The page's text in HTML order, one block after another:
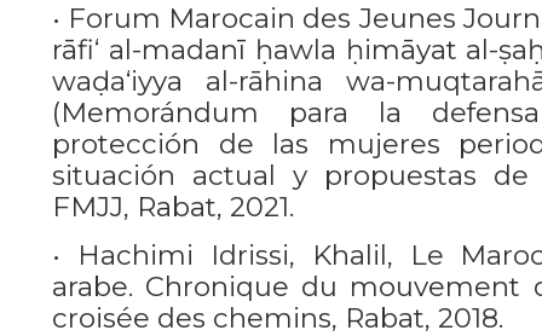
• Forum Marocain des Jeunes
rāfi‘ al-madanī ḥawla ḥimāyat al-
waḍa‘iyya al-rāhina wa-
(Memorándum para la
protección de las mujeres
situación actual y propuestas de
FMJJ, Rabat, 2021.
• Hachimi Idrissi, Khalil, Le
arabe. Chronique du mouvement
croisée des chemins, Rabat, 2018.